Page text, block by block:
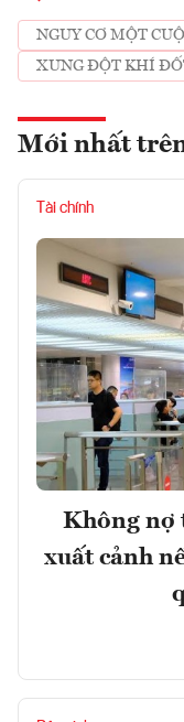
NGUY CƠ MỘT
ĐỐT
XUNG ĐỘT KHÍ
Mới nhất
Tài chính
Không nợ
xuất cảnh